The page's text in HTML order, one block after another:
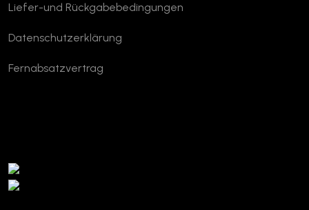
Liefer-und Rückgabebedingungen
Datenschutzerklärung
Fernabsatzvertrag